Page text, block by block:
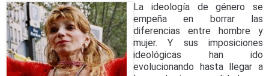
La ideología de género se
empeña en borrar las
diferencias entre hombre y
mujer. Y sus imposiciones
ideológicas han ido
evolucionando hasta llegar a